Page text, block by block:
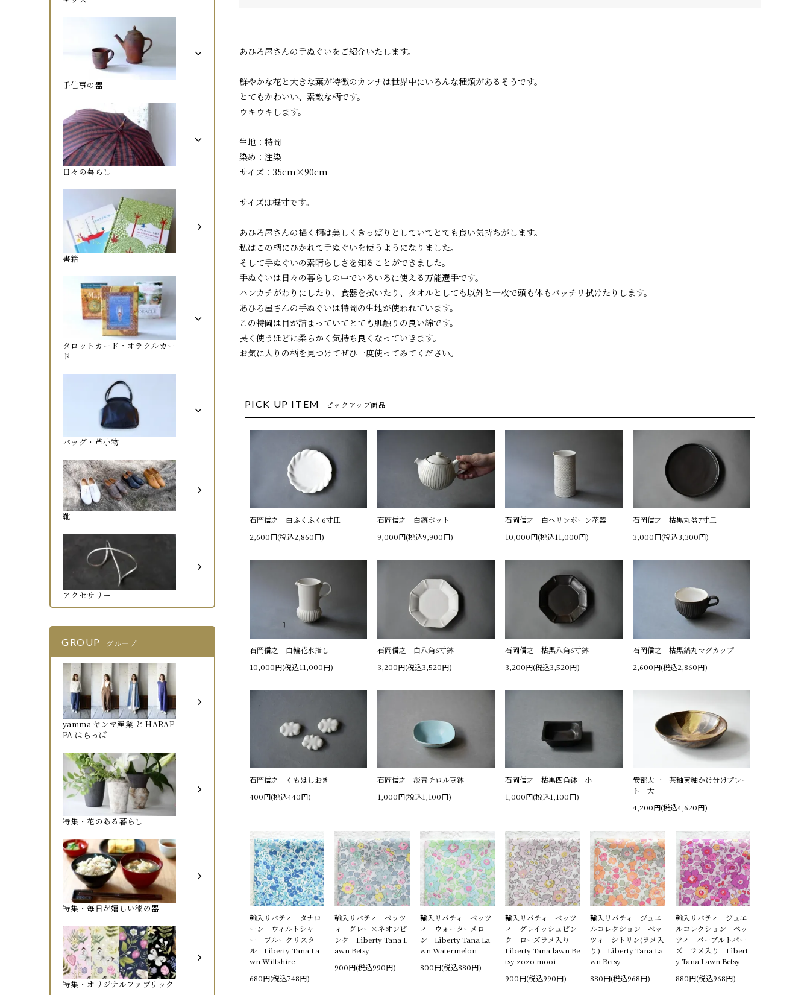
あひろ屋さんの手ぬぐいをご紹介いたします。
鮮やかな花と大きな葉が特徴のカンナは世界中にいろんな種類があるそうです。
とてもかわいい、素敵な柄です。
ウキウキします。
生地：特岡
染め：注染
サイズ：35cm×90cm
サイズは概寸です。
あひろ屋さんの描く柄は美しくきっぱりとしていてとても良い気持ちがします。
私はこの柄にひかれて手ぬぐいを使うようになりました。
そして手ぬぐいの素晴らしさを知ることができました。
手ぬぐいは日々の暮らしの中でいろいろに使える万能選手です。
ハンカチがわりにしたり、食器を拭いたり、タオルとしても以外と一枚で頭も体もバッチリ拭けたりします。
あひろ屋さんの手ぬぐいは特岡の生地が使われています。
この特岡は目が詰まっていてとても肌触りの良い綿です。
長く使うほどに柔らかく気持ち良くなっていきます。
お気に入りの柄を見つけてぜひ一度使ってみてください。
PICK UP ITEM ピックアップ商品
石岡信之 白ふくふく6寸皿
2,600円(税込2,860円)
石岡信之 白鎬ポット
9,000円(税込9,900円)
石岡信之 白ヘリンボーン花器
10,000円(税込11,000円)
石岡信之 枯黒丸盆7寸皿
3,000円(税込3,300円)
石岡信之 白輪花水指し
10,000円(税込11,000円)
石岡信之 白八角6寸鉢
3,200円(税込3,520円)
石岡信之 枯黒八角6寸鉢
3,200円(税込3,520円)
石岡信之 枯黒鎬丸マグカップ
2,600円(税込2,860円)
石岡信之 くもはしおき
400円(税込440円)
石岡信之 淡青チロル豆鉢
1,000円(税込1,100円)
石岡信之 枯黒四角鉢 小
1,000円(税込1,100円)
安部太一 茶釉黄釉かけ分けプレー
ト 大
4,200円(税込4,620円)
輸入リバティ タナロ
ーン ウィルトシャ
ー ブルークリスタ
ル Liberty Tana La
wn Wiltshire
680円(税込748円)
輸入リバティ ベッツ
ィ グレー×ネオンピ
ンク Liberty Tana L
awn Betsy
900円(税込990円)
輸入リバティ ベッツ
ィ ウォーターメロ
ン Liberty Tana La
wn Watermelon
800円(税込880円)
輸入リバティ ベッツ
ィ グレイッシュピン
ク ローズラメ入り
Liberty Tana lawn Be
tsy zozo mooi
900円(税込990円)
輸入リバティ ジュエ
ルコレクション ベッ
ツィ シトリン(ラメ入
り) Liberty Tana La
wn Betsy
880円(税込968円)
輸入リバティ ジュエ
ルコレクション ベッ
ツィ パープルトパー
ズ ラメ入り Libert
y Tana Lawn Betsy
880円(税込968円)
手仕事の器
日々の暮らし
書籍
タロットカード・オラクルカー
ド
バッグ・革小物
靴
アクセサリー
GROUP グループ
yamma ヤンマ産業 と HARAP
PA はらっぱ
特集・花のある暮らし
特集・毎日が嬉しい漆の器
特集・オリジナルファブリック